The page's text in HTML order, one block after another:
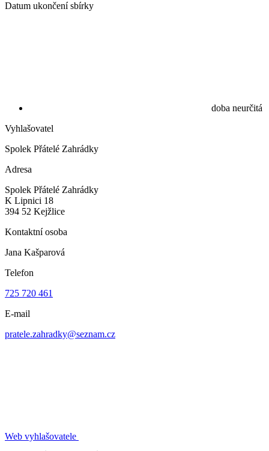
Datum ukončení sbírky
doba neurčitá
Vyhlašovatel
Spolek Přátelé Zahrádky
Adresa
Spolek Přátelé Zahrádky
K Lipnici 18
394 52 Kejžlice
Kontaktní osoba
Jana Kašparová
Telefon
725 720 461
E-mail
pratele.zahradky@seznam.cz
Web vyhlašovatele